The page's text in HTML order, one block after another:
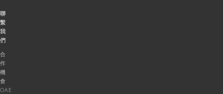
聯
繫
我
們
合
作
機
會
OAE